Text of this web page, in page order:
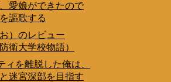
愛娘ができたので
謳歌する
）のレビュー
衛大学校物語）
ィを離脱した俺は、
迷宮深部を目指す